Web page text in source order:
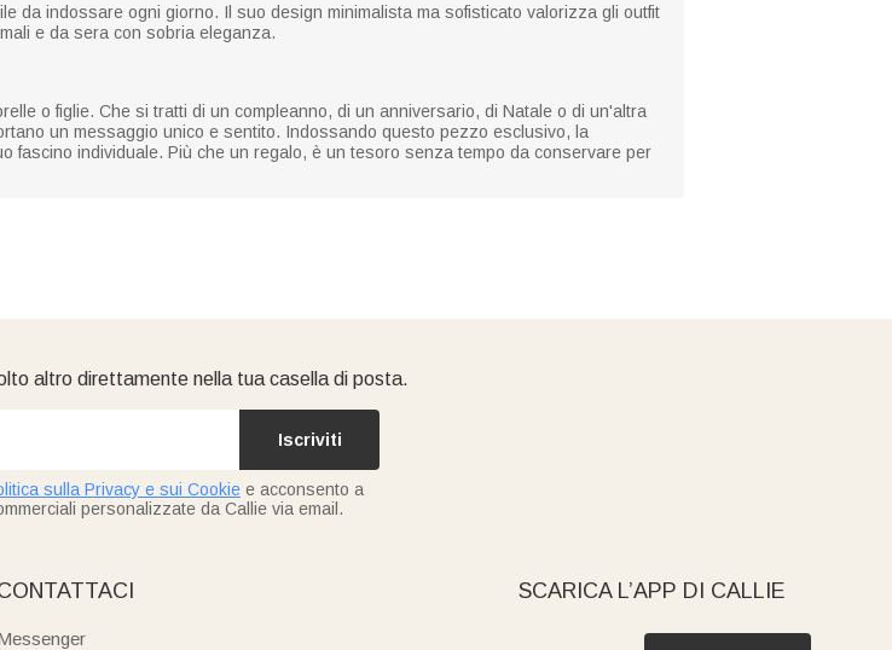
da indossare ogni giorno. Il suo design minimalista ma sofisticato valorizza gli outfit
e da sera con sobria eleganza.
o figlie. Che si tratti di un compleanno, di un anniversario, di Natale o di un'altra
un messaggio unico e sentito. Indossando questo pezzo esclusivo, la
fascino individuale. Più che un regalo, è un tesoro senza tempo da conservare per
altro direttamente nella tua casella di posta.
Iscriviti
sulla Privacy e sui Cookie e acconsento a
personalizzate da Callie via email.
SCARICA L’APP DI CALLIE